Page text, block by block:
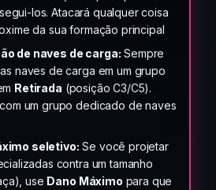
los. Atacará qualquer coisa
da sua formação principal
de naves de carga: Sempre
naves de carga em um grupo
Retirada (posição C3/C5).
um grupo dedicado de naves
seletivo: Se você projetar
contra um tamanho
use Dano Máximo para que